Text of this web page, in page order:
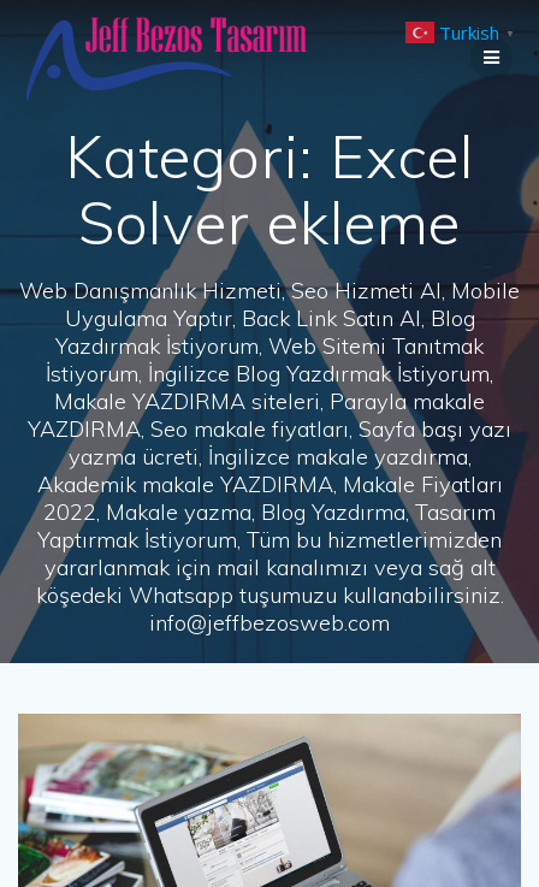
to
Kategori: Excel
Solver ekleme
Web Danışmanlık Hizmeti, Seo Hizmeti Al, Mobile
Uygulama Yaptır, Back Link Satın Al, Blog
Yazdırmak İstiyorum, Web Sitemi Tanıtmak
İstiyorum, İngilizce Blog Yazdırmak İstiyorum,
Makale YAZDIRMA siteleri, Parayla makale
YAZDIRMA, Seo makale fiyatları, Sayfa başı yazı
yazma ücreti, İngilizce makale yazdırma,
Akademik makale YAZDIRMA, Makale Fiyatları
2022, Makale yazma, Blog Yazdırma, Tasarım
Yaptırmak İstiyorum, Tüm bu hizmetlerimizden
yararlanmak için mail kanalımızı veya sağ alt
köşedeki Whatsapp tuşumuzu kullanabilirsiniz.
info@jeffbezosweb.com
Turkish ▼